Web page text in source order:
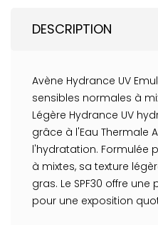
DESCRIPTION
Avène Hydrance UV
sensibles normales à
Légère Hydrance UV
grâce à l'Eau Thermale
l'hydratation. Formulée
à mixtes, sa texture
gras. Le SPF30 offre
pour une exposition